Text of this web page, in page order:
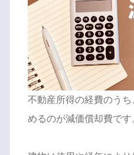
不動産所得の経費のう
めるのが減価償却費です